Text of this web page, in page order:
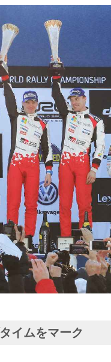
イムをマーク